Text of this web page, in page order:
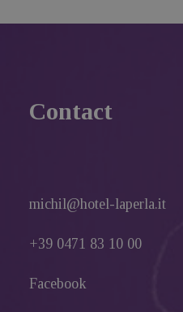
Contact
michil@hotel-laperla.it
+39 0471 83 10 00
Facebook